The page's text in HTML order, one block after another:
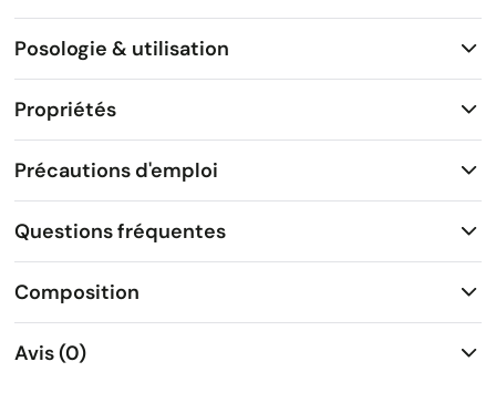
Posologie & utilisation
Propriétés
Précautions d'emploi
Questions fréquentes
Composition
Avis (0)